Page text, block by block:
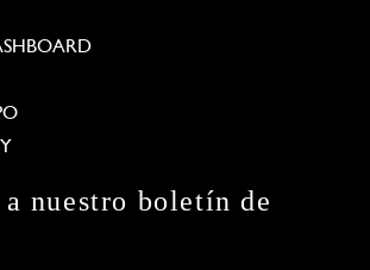
a nuestro boletín de